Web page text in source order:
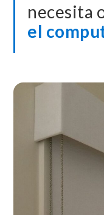
necesita
el